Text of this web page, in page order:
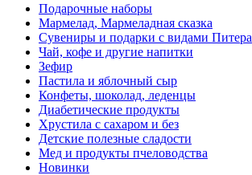
Подарочные наборы
Мармелад, Мармеладная сказка
Сувениры и подарки с видами Питера
Чай, кофе и другие напитки
Зефир
Пастила и яблочный сыр
Конфеты, шоколад, леденцы
Диабетические продукты
Хрустила с сахаром и без
Детские полезные сладости
Мед и продукты пчеловодства
Новинки